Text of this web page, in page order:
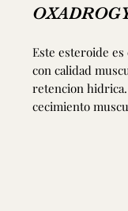
Este esteroide
con calidad
retencion
cecimiento